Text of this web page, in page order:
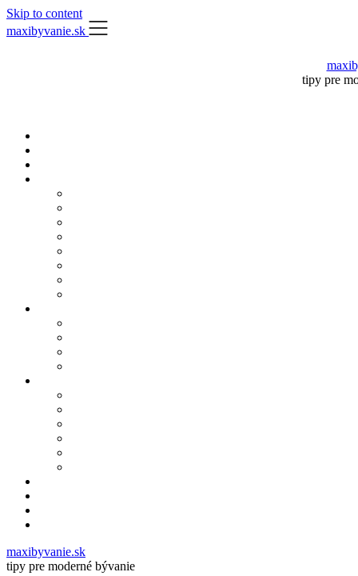
Skip to content
maxibyvanie.sk
tipy pre
maxibyvanie.sk
tipy pre moderné bývanie